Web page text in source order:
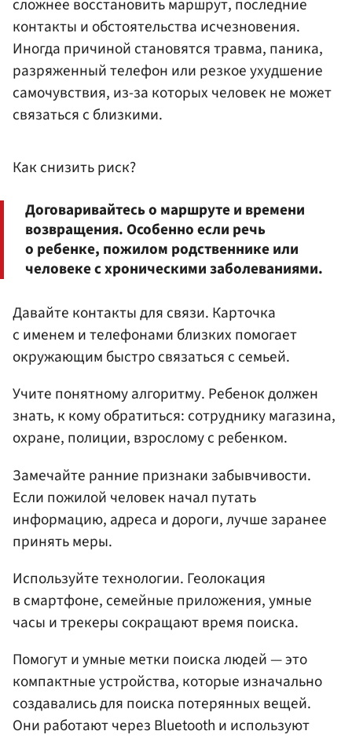
сложнее восстановить маршрут, последние
контакты и обстоятельства исчезновения.
Иногда причиной становятся травма, паника,
разряженный телефон или резкое ухудшение
самочувствия, из-за которых человек не может
связаться с близкими.
Как снизить риск?
Договаривайтесь о маршруте и времени
возвращения. Особенно если речь
о ребенке, пожилом родственнике или
человеке с хроническими заболеваниями.
Давайте контакты для связи. Карточка
с именем и телефонами близких помогает
окружающим быстро связаться с семьей.
Учите понятному алгоритму. Ребенок должен
знать, к кому обратиться: сотруднику магазина,
охране, полиции, взрослому с ребенком.
Замечайте ранние признаки забывчивости.
Если пожилой человек начал путать
информацию, адреса и дороги, лучше заранее
принять меры.
Используйте технологии. Геолокация
в смартфоне, семейные приложения, умные
часы и трекеры сокращают время поиска.
Помогут и умные метки поиска людей — это
компактные устройства, которые изначально
создавались для поиска потерянных вещей.
Они работают через Bluetooth и используют